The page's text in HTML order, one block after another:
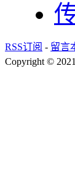
RSS订阅 - 留言
Copyright ©